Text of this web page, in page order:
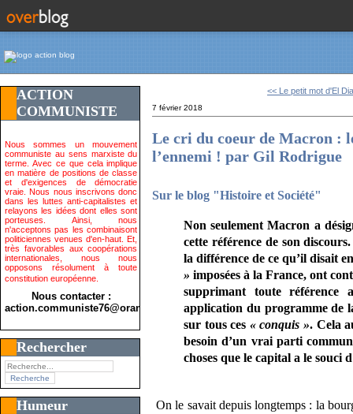
ACTION
COMMUNISTE
Nous sommes un mouvement
communiste au sens marxiste du
terme. Avec ce que cela implique
en matière de positions de classe
et d'exigences de démocratie
vraie. Nous nous inscrivons donc
dans les luttes anti-capitalistes et
relayons les idées dont elles sont
porteuses. Ainsi, nous
n'acceptons pas les combinaisont
politiciennes venues d'en-haut. Et,
très favorables aux coopérations
internationales, nous nous
opposons résolument à toute
constitution européenne.
Nous contacter :
action.communiste76@orange.fr>
Rechercher
Humeur
<< Le petit mot d'El
7 février 2018
Le cri du coeur de Macron :
l’ennemi ! par Gil Rodrigue
Sur le blog "Histoire et Société"
Non seulement Macron a
cette référence de son
la différence de ce qu’il disait
» imposées à la France, ont
supprimant toute référence
application du programme de
sur tous ces « conquis ». Cela
besoin d’un vrai parti
choses que le capital a le souci
On le savait depuis longtemps : la